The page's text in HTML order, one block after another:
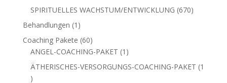
Produkte
SPIRITUELLES WACHSTUM/ENTWICKLUNG 670670
Behandlungen 1 1
Produkt
Coaching Pakete 6060
Produkte
ANGEL-COACHING-PAKET 1 1
Produkt
ÄTHERISCHES-VERSORGUNGS-COACHING-PAKET 1
1